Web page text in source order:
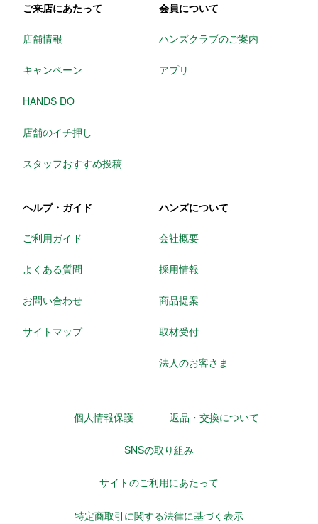
ご来店にあたって
店舗情報
キャンペーン
HANDS DO
店舗のイチ押し
スタッフおすすめ投稿
会員について
ハンズクラブのご案内
アプリ
ヘルプ・ガイド
ご利用ガイド
よくある質問
お問い合わせ
サイトマップ
ハンズについて
会社概要
採用情報
商品提案
取材受付
法人のお客さま
個人情報保護 返品・交換について
SNSの取り組み
サイトのご利用にあたって
特定商取引に関する法律に基づく表示